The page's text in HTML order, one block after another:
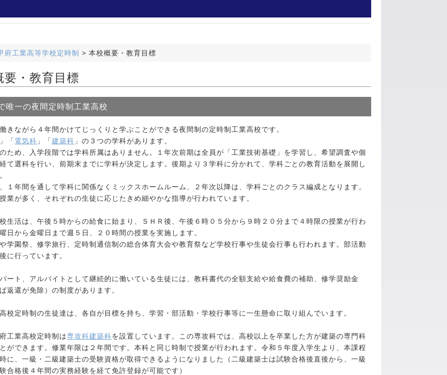
府工業高等学校定時制 > 本校概要・教育目標
要・教育目標
唯一の夜間定時制工業高校
ながら４年間かけてじっくりと学ぶことができる夜間制の定時制工業高校です。
」「 電気科 」「 建築科 」の３つの学科があります。
め、入学段階では学科所属はありません。１年次前期は全員が「工業技術基礎」を学習し、希望調査や個
て選科を行い、前期末までに学科が決定します。後期より３学科に分かれて、学科ごとの教育活動を展開し
年間を通して学科に関係なくミックスホームルーム、２年次以降は、学科ごとのクラス編成となります。
業が多く、それぞれの生徒に応じたきめ細やかな指導が行われています。
活は、午後５時からの給食に始まり、ＳＨＲ後、午後６時０５分から９時２０分まで４時限の授業が行わ
日から金曜日まで週５日、２０時間の授業を実施します。
園祭、修学旅行、定時制通信制の総合体育大会や教育祭など学校行事や生徒会行事も行われます。部活動
に行っています。
ト、アルバイトとして継続的に働いている生徒には、教科書代の全額支給や給食費の補助、修学奨励金
返還が免除）の制度があります。
定時制の生徒達は、各自が目標を持ち、学習・部活動・学校行事等に一生懸命に取り組んでいます。
工業高校定時制は専攻科建築科を設置しています。この専攻科では、高校以上を卒業した方が建築の専門科
ができます。修業年限は２年間です。本科と同じ時制で授業が行われます。令和５年度入学生より、本課程
に、一級・二級建築士の受験資格が取得できるようになりました（二級建築士は試験合格後直後から、一級
合格後４年間の実務経験を経て免許登録が可能です）